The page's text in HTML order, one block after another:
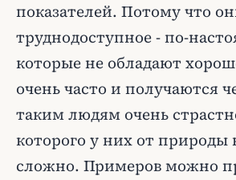
показателей. Потому что
труднодоступное - по-
которые не обладают
очень часто и получаются
таким людям очень
которого у них от природы
сложно. Примеров можно